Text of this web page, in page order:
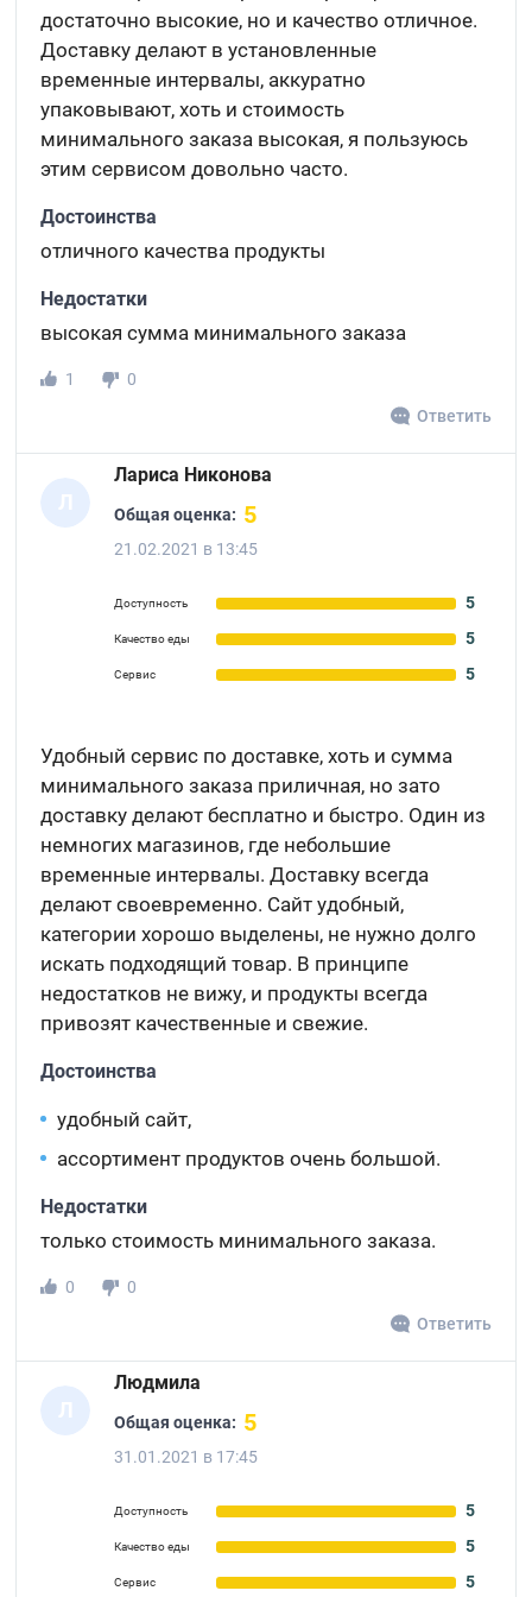
достаточно высокие, но и качество отличное.
Доставку делают в установленные
временные интервалы, аккуратно
упаковывают, хоть и стоимость
минимального заказа высокая, я пользуюсь
этим сервисом довольно часто.
Достоинства
отличного качества продукты
Недостатки
высокая сумма минимального заказа
1
0
Ответить
Л
Лариса Никонова
Общая оценка: 5
21.02.2021 в 13:45
Доступность 5
Качество еды 5
Сервис 5
Удобный сервис по доставке, хоть и сумма
минимального заказа приличная, но зато
доставку делают бесплатно и быстро. Один из
немногих магазинов, где небольшие
временные интервалы. Доставку всегда
делают своевременно. Сайт удобный,
категории хорошо выделены, не нужно долго
искать подходящий товар. В принципе
недостатков не вижу, и продукты всегда
привозят качественные и свежие.
Достоинства
удобный сайт,
ассортимент продуктов очень большой.
Недостатки
только стоимость минимального заказа.
0
0
Ответить
Л
Людмила
Общая оценка: 5
31.01.2021 в 17:45
Доступность 5
Качество еды 5
Сервис 5